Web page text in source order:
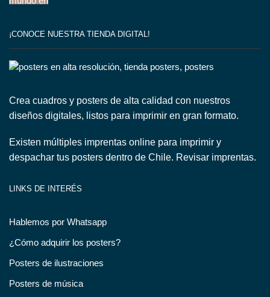
¡CONOCE NUESTRA TIENDA DIGITAL!
Crea cuadros y posters de alta calidad con nuestros
diseños digitales, listos para imprimir en gran formato.
Existen múltiples imprentas online para imprimir y
despachar tus posters dentro de Chile. Revisar imprentas.
LINKS DE INTERÉS
Hablemos por Whatsapp
¿Cómo adquirir los posters?
Posters de ilustraciones
Posters de música